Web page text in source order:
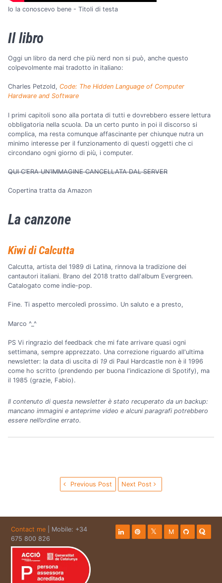
Io la conoscevo bene - Titoli di testa
Il libro
Oggi un libro da nerd che più nerd non si può, anche questo
colpevolmente mai tradotto in italiano:
Charles Petzold, Code: The Hidden Language of Computer
Hardware and Software
I primi capitoli sono alla portata di tutti e dovrebbero essere lettura
obbligatoria nella scuola. Da un certo punto in poi il discorso si
complica, ma resta comunque affascinante per chiunque nutra un
minimo interesse per il funzionamento di questi oggetti che ci
circondano ogni giorno di più, i computer.
QUI C’ERA UN’IMMAGINE CANCELLATA DAL SERVER
Copertina tratta da Amazon
La canzone
Kiwi di Calcutta
Calcutta, artista del 1989 di Latina, rinnova la tradizione dei
cantautori italiani. Brano del 2018 tratto dall'album Evergreen.
Catalogato come indie-pop.
Fine. Ti aspetto mercoledì prossimo. Un saluto e a presto,
Marco ^_^
PS Vi ringrazio del feedback che mi fate arrivare quasi ogni
settimana, sempre apprezzato. Una correzione riguardo all'ultima
newsletter: la data di uscita di 19 di Paul Hardcastle non è il 1996
come ho scritto (prendendo per buona l'indicazione di Spotify), ma
il 1985 (grazie, Fabio).
Il contenuto di questa newsletter è stato recuperato da un backup:
mancano immagini e anteprime video e alcuni paragrafi potrebbero
essere nell’ordine errato.
Previous Post Next Post
Contact me | Mobile: +34
675 800 826
M